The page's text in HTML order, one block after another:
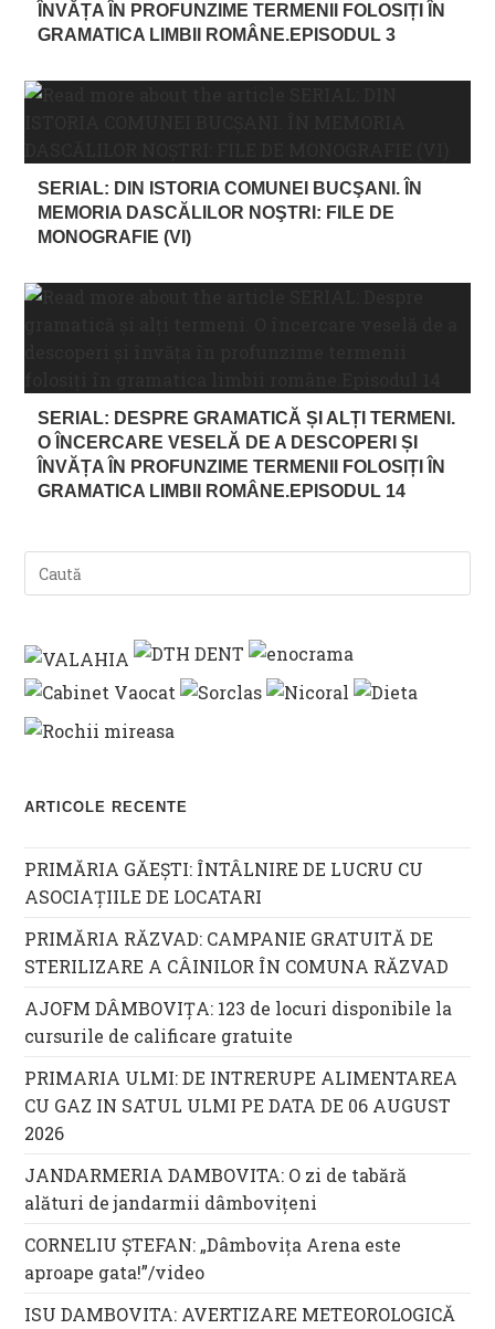
ÎNVĂȚA ÎN PROFUNZIME TERMENII FOLOSIȚI ÎN
GRAMATICA LIMBII ROMÂNE.EPISODUL 3
SERIAL: DIN ISTORIA COMUNEI BUCŞANI. ÎN
MEMORIA DASCĂLILOR NOŞTRI: FILE DE
MONOGRAFIE (VI)
SERIAL: DESPRE GRAMATICĂ ȘI ALȚI TERMENI.
O ÎNCERCARE VESELĂ DE A DESCOPERI ȘI
ÎNVĂȚA ÎN PROFUNZIME TERMENII FOLOSIȚI ÎN
GRAMATICA LIMBII ROMÂNE.EPISODUL 14
ARTICOLE RECENTE
PRIMĂRIA GĂEȘTI: ÎNTÂLNIRE DE LUCRU CU
ASOCIAȚIILE DE LOCATARI
PRIMĂRIA RĂZVAD: CAMPANIE GRATUITĂ DE
STERILIZARE A CÂINILOR ÎN COMUNA RĂZVAD
AJOFM DÂMBOVIȚA: 123 de locuri disponibile la
cursurile de calificare gratuite
PRIMARIA ULMI: DE INTRERUPE ALIMENTAREA
CU GAZ IN SATUL ULMI PE DATA DE 06 AUGUST
2026
JANDARMERIA DAMBOVITA: O zi de tabără
alături de jandarmii dâmbovițeni
CORNELIU ȘTEFAN: „Dâmbovița Arena este
aproape gata!”/video
ISU DAMBOVITA: AVERTIZARE METEOROLOGICĂ